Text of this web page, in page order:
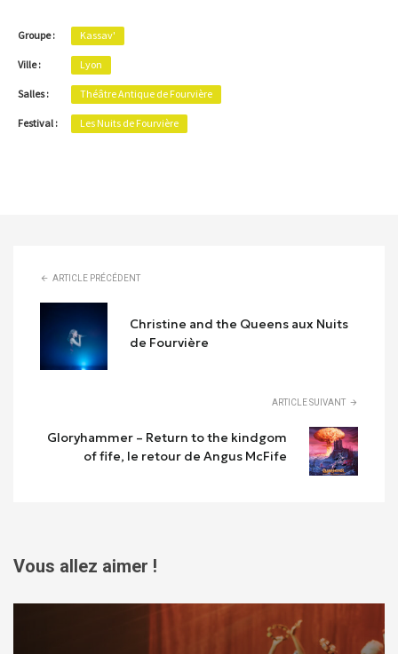
Groupe : Kassav'
Ville : Lyon
Salles : Théâtre Antique de Fourvière
Festival : Les Nuits de Fourvière
ARTICLE PRÉCÉDENT
Christine and the Queens aux Nuits
de Fourvière
ARTICLE SUIVANT
Gloryhammer – Return to the kindgom
of fife, le retour de Angus McFife
Vous allez aimer !